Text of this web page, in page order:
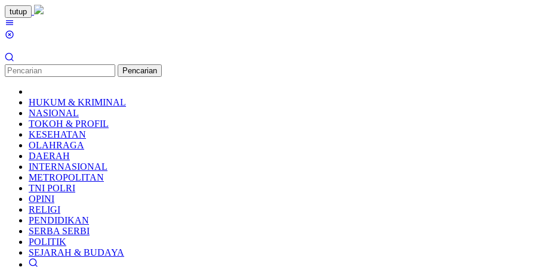
Loncat
ke
konten
tutup
Pencarian
HUKUM & KRIMINAL
NASIONAL
TOKOH & PROFIL
KESEHATAN
OLAHRAGA
DAERAH
INTERNASIONAL
METROPOLITAN
TNI POLRI
OPINI
RELIGI
PENDIDIKAN
SERBA SERBI
POLITIK
SEJARAH & BUDAYA